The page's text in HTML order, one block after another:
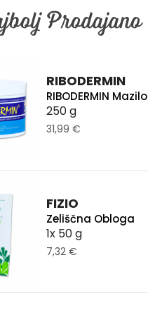
Prodajano
RIBODERMIN
RIBODERMIN Mazilo
250 g
31,99 €
FIZIO
Zeliščna Obloga
1x 50 g
7,32 €